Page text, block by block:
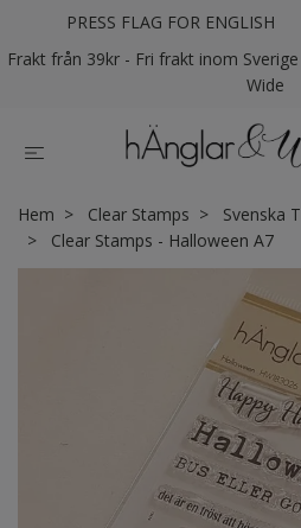
PRESS FLAG FOR ENGLISH
Frakt från 39kr - Fri frakt inom
Wide
Hem Clear Stamps
Svenska
Clear Stamps - Halloween A7